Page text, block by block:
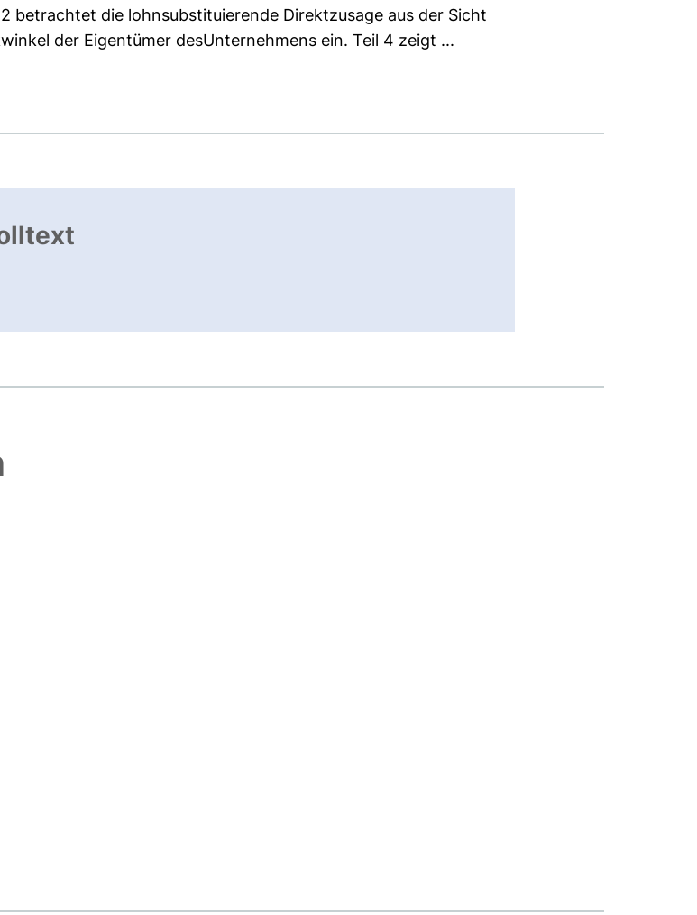
betrachtet die lohnsubstituierende Direktzusage aus der Sicht
der Eigentümer desUnternehmens ein. Teil 4 zeigt ...